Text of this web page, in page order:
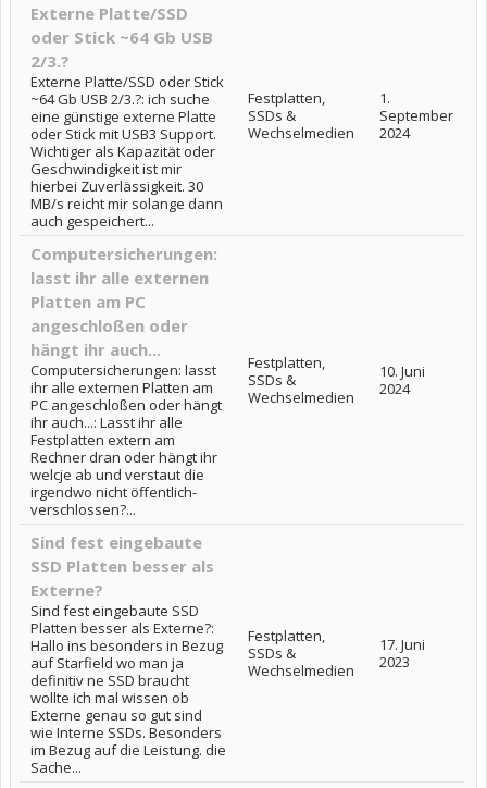
Externe Platte/SSD
oder Stick ~64 Gb USB
2/3.?
Externe Platte/SSD oder Stick
~64 Gb USB 2/3.?: ich suche
eine günstige externe Platte
oder Stick mit USB3 Support.
Wichtiger als Kapazität oder
Geschwindigkeit ist mir
hierbei Zuverlässigkeit. 30
MB/s reicht mir solange dann
auch gespeichert...
Festplatten,
SSDs &
Wechselmedien
1.
September
2024
Computersicherungen:
lasst ihr alle externen
Platten am PC
angeschloßen oder
hängt ihr auch...
Computersicherungen: lasst
ihr alle externen Platten am
PC angeschloßen oder hängt
ihr auch...: Lasst ihr alle
Festplatten extern am
Rechner dran oder hängt ihr
welcje ab und verstaut die
irgendwo nicht öffentlich-
verschlossen?...
Festplatten,
SSDs &
Wechselmedien
10. Juni
2024
Sind fest eingebaute
SSD Platten besser als
Externe?
Sind fest eingebaute SSD
Platten besser als Externe?:
Hallo ins besonders in Bezug
auf Starfield wo man ja
definitiv ne SSD braucht
wollte ich mal wissen ob
Externe genau so gut sind
wie Interne SSDs. Besonders
im Bezug auf die Leistung. die
Sache...
Festplatten,
SSDs &
Wechselmedien
17. Juni
2023